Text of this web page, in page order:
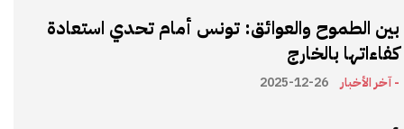
بين الطموح والعوائق: تونس أمام تحدي استعادة
كفاءاتها بالخارج
- آخر الأخبار 2025-12-26